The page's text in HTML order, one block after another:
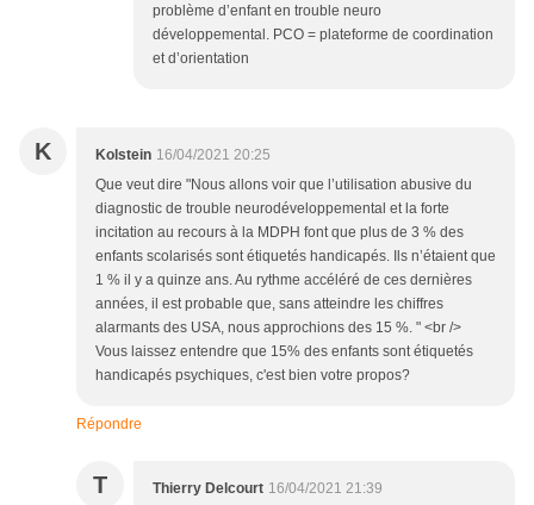
problème d’enfant en trouble neuro
développemental. PCO = plateforme de coordination
et d’orientation
K Kolstein 16/04/2021 20:25
Que veut dire "Nous allons voir que l’utilisation abusive du
diagnostic de trouble neurodéveloppemental et la forte
incitation au recours à la MDPH font que plus de 3 % des
enfants scolarisés sont étiquetés handicapés. Ils n’étaient que
1 % il y a quinze ans. Au rythme accéléré de ces dernières
années, il est probable que, sans atteindre les chiffres
alarmants des USA, nous approchions des 15 %. " <br />
Vous laissez entendre que 15% des enfants sont étiquetés
handicapés psychiques, c'est bien votre propos?
Répondre
T Thierry Delcourt 16/04/2021 21:39